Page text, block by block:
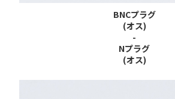
BNCプラグ
(オス)
-
Nプラグ
(オス)